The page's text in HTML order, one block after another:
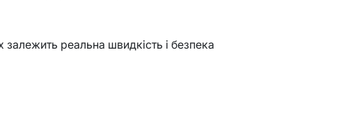
реальна швидкість і безпека